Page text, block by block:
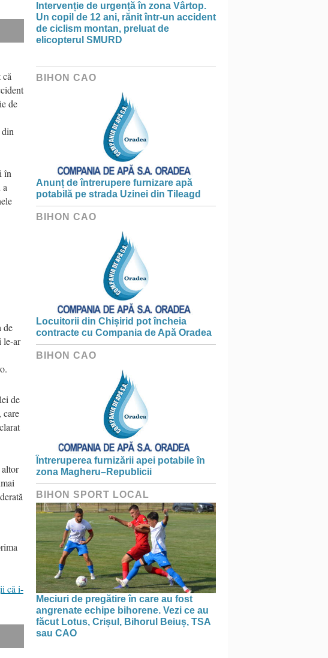
că
de
în
de
le-ar
de
care
că i-
Intervenție de urgență în zona Vârtop.
Un copil de 12 ani, rănit într-un accident
de ciclism montan, preluat de
elicopterul SMURD
BIHON CAO
Anunț de întrerupere furnizare apă
potabilă pe strada Uzinei din Tileagd
BIHON CAO
Locuitorii din Chișirid pot încheia
contracte cu Compania de Apă Oradea
BIHON CAO
Întreruperea furnizării apei potabile în
zona Magheru–Republicii
BIHON SPORT LOCAL
Meciuri de pregătire în care au fost
angrenate echipe bihorene. Vezi ce au
făcut Lotus, Crișul, Bihorul Beiuș, TSA
sau CAO